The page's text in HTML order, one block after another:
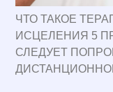
ЧТО ТАКОЕ
ИСЦЕЛЕНИЯ 5
СЛЕДУЕТ